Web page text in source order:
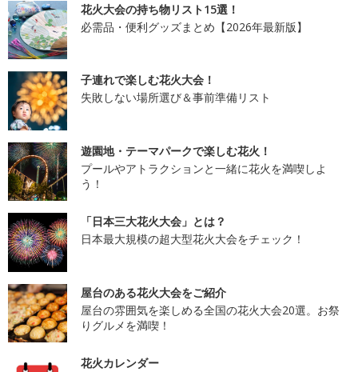
花火大会の持ち物リスト15選！
必需品・便利グッズまとめ【2026年最新版】
子連れで楽しむ花火大会！
失敗しない場所選び＆事前準備リスト
遊園地・テーマパークで楽しむ花火！
プールやアトラクションと一緒に花火を満喫しよ
う！
「日本三大花火大会」とは？
日本最大規模の超大型花火大会をチェック！
屋台のある花火大会をご紹介
屋台の雰囲気を楽しめる全国の花火大会20選。お祭
りグルメを満喫！
花火カレンダー